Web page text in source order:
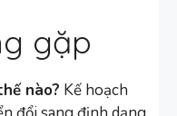
gặp
nào? Kế hoạch